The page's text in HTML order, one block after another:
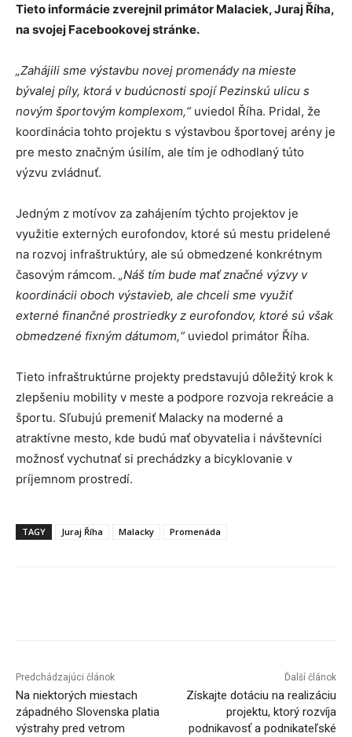
Tieto informácie zverejnil primátor Malaciek, Juraj Říha,
na svojej Facebookovej stránke.
„Zahájili sme výstavbu novej promenády na mieste
bývalej píly, ktorá v budúcnosti spojí Pezinskú ulicu s
novým športovým komplexom,“uviedol Říha. Pridal, že
koordinácia tohto projektu s výstavbou športovej arény je
pre mesto značným úsilím, ale tím je odhodlaný túto
výzvu zvládnuť.
Jedným z motívov za zahájením týchto projektov je
využitie externých eurofondov, ktoré sú mestu pridelené
na rozvoj infraštruktúry, ale sú obmedzené konkrétnym
časovým rámcom. „Náš tím bude mať značné výzvy v
koordinácii oboch výstavieb, ale chceli sme využiť
externé finančné prostriedky z eurofondov, ktoré sú však
obmedzené fixným dátumom,“ uviedol primátor Říha.
Tieto infraštruktúrne projekty predstavujú dôležitý krok k
zlepšeniu mobility v meste a podpore rozvoja rekreácie a
športu. Sľubujú premeniť Malacky na moderné a
atraktívne mesto, kde budú mať obyvatelia i návštevníci
možnosť vychutnať si prechádzky a bicyklovanie v
príjemnom prostredí.
TAGY Juraj Říha Malacky Promenáda
Predchádzajúci článok
Na niektorých miestach
západného Slovenska platia
výstrahy pred vetrom
Ďalší článok
Získajte dotáciu na realizáciu
projektu, ktorý rozvíja
podnikavosť a podnikateľské